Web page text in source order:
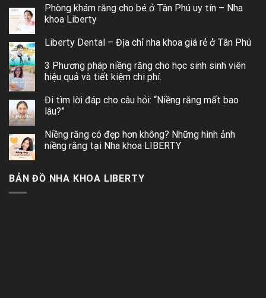
Phòng khám răng cho bé ở Tân Phú uy tín – Nha
khoa Liberty
Liberty Dental – Địa chỉ nha khoa giá rẻ ở Tân Phú
3 Phương pháp niềng răng cho học sinh sinh viên
hiệu quả và tiết kiệm chi phí.
Đi tìm lời đáp cho câu hỏi: “Niềng răng mất bao
lâu?”
Niềng răng có đẹp hơn không? Những hình ảnh
niềng răng tại Nha khoa LIBERTY
BẢN ĐỒ NHA KHOA LIBERTY